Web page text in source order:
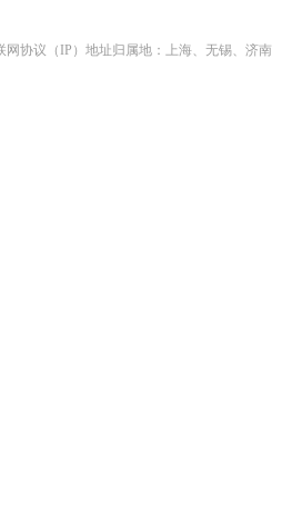
网协议（IP）地址归属地：上海、无锡、济南